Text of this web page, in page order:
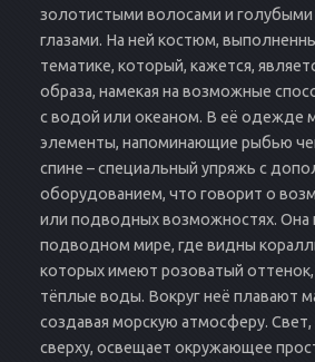
золотистыми волосами и голубыми
глазами. На ней костюм,
тематике, который, кажется,
образа, намекая на возможные
с водой или океаном. В её одежде
элементы, напоминающие рыбью
спине – специальный упряжь с
оборудованием, что говорит о
или подводных возможностях. Она
подводном мире, где видны
которых имеют розоватый оттенок,
тёплые воды. Вокруг неё плавают
создавая морскую атмосферу.
сверху, освещает окружающее